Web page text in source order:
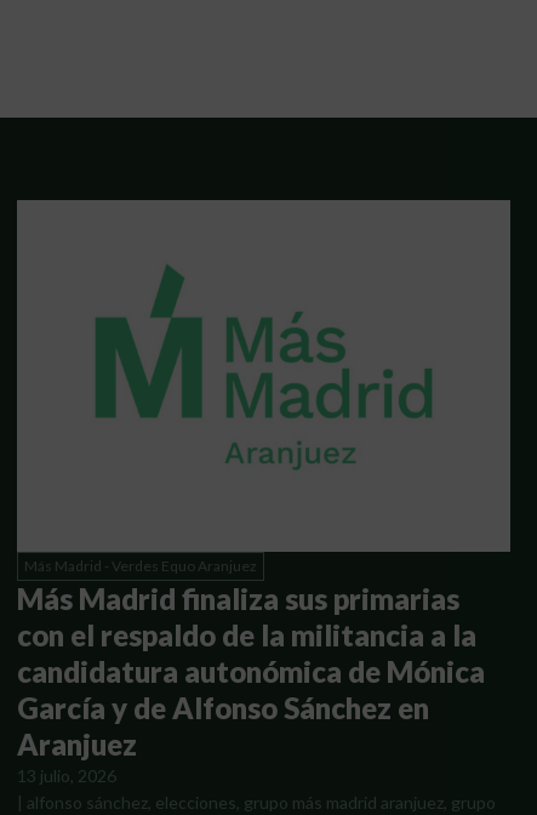
Más Madrid - Verdes Equo Aranjuez
Más Madrid finaliza sus primarias
con el respaldo de la militancia a la
candidatura autonómica de Mónica
García y de Alfonso Sánchez en
Aranjuez
13 julio, 2026
| alfonso sánchez elecciones grupo más madrid aranjuez grupo